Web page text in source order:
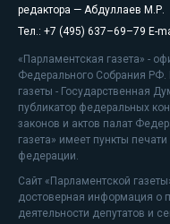
редактора — Абдуллаев М.Р.
Тел.: +7 (495) 637–69–79 E-
«Парламентская газета» -
Федерального Собрания РФ.
газеты - Государственная
публикатор федеральных
законов и актов палат
газета» имеет пункты
федерации.
Сайт «Парламентской
достоверная информация о
деятельности депутатов и